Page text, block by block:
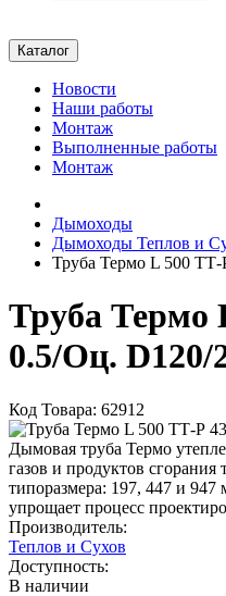
Каталог
Новости
Наши работы
Монтаж
Выполненные работы
Монтаж
Дымоходы
Дымоходы Теплов и
Труба Термо L 500
Труба Термо
0.5/Оц. D120/
Код Товара: 62912
Дымовая труба Термо
газов и продуктов
типоразмера: 197, 447 и 947
упрощает процесс
Производитель:
Теплов и Сухов
Доступность:
В наличии